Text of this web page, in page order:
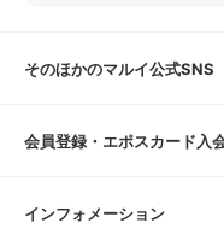
そのほかのマルイ公式SNS
会員登録・エポスカード入
インフォメーション